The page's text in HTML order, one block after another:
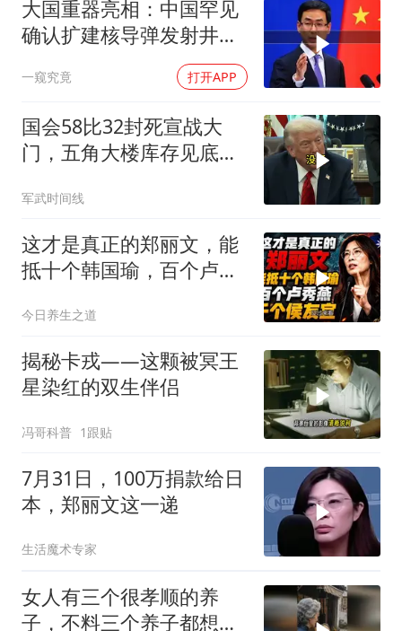
大国重器亮相：中国罕见
确认扩建核导弹发射井铸
一窥究竟 打开APP
国会58比32封死宣战大
门，五角大楼库存见底，
生了什么
军武时间线
这才是真正的郑丽文，能
抵十个韩国瑜，百个卢秀
今日养生之道
揭秘卡戎——这颗被冥王
星染红的双生伴侣
冯哥科普 1跟贴
7月31日，100万捐款给日
本，郑丽文这一递
生活魔术专家
女人有三个很孝顺的养
子，不料三个养子都想害